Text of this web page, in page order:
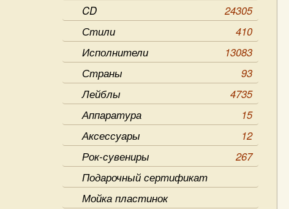
CD
24305
Стили
410
Исполнители
13083
Страны
93
Лейблы
4735
Аппаратура
15
Аксессуары
12
Рок-сувениры
267
Подарочный сертификат
Мойка пластинок